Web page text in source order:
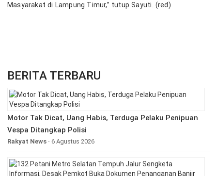
Masyarakat di Lampung Timur,” tutup Sayuti. (red)
BERITA TERBARU
Motor Tak Dicat, Uang Habis, Terduga Pelaku Penipuan
Vespa Ditangkap Polisi
Rakyat News - 6 Agustus 2026